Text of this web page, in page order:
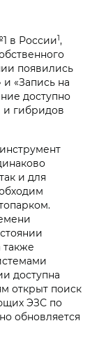
в России1,
появились
«Запись на
доступно
и гибридов
и для
также
доступна
открыт поиск
ЭЗС по
обновляется